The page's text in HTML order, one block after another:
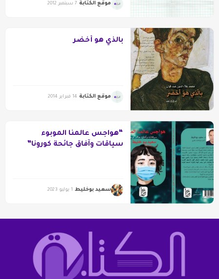
موقع الكتابة 7 سبتمبر 2012
بالذي هو أخضر
موقع الكتابة 14 فبراير 2014
“هواجس عالمنا الموبوء
سياقات وآفاق جائحة كورونا”
سعيد بوخليط 1 يوليو 2023